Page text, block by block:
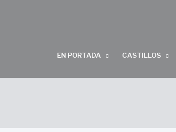
EN PORTADA CASTILLOS